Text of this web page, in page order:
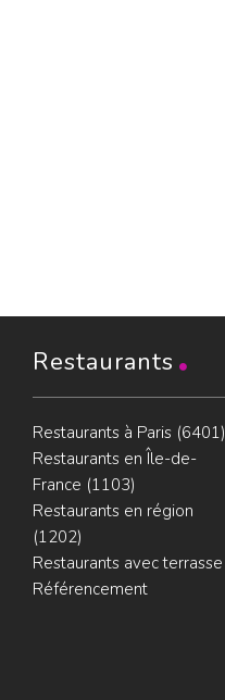
Restaurants
Restaurants à Paris (6401)
Restaurants en Île-de-
France (1103)
Restaurants en région
(1202)
Restaurants avec terrasse
Référencement